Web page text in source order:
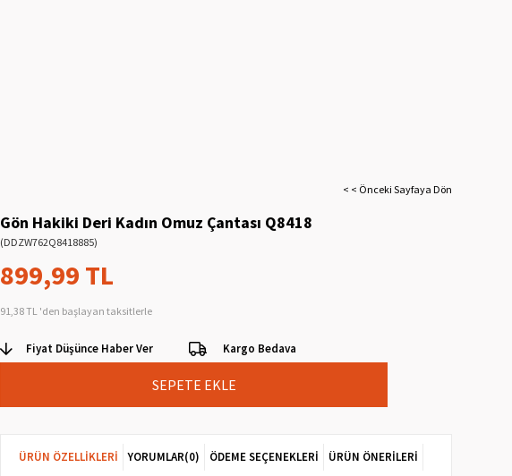
< < Önceki Sayfaya Dön
Gön Hakiki Deri Kadın Omuz Çantası Q8418
(DDZW762Q8418885)
899,99 TL
91,38 TL 'den başlayan taksitlerle
Fiyat Düşünce Haber Ver Kargo Bedava
ÜRÜN ÖZELLIKLERI YORUMLAR(0) ÖDEME SEÇENEKLERI
ÜRÜN ÖNERILERI